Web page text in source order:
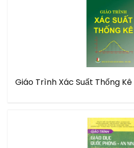
Giáo Trình Xác Suất Thống